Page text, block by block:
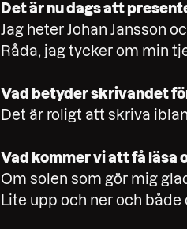
Det är nu dags att
Jag heter Johan Jansson
Råda, jag tycker om min
Vad betyder skrivandet
Det är roligt att skriva
Vad kommer vi att få läsa
Om solen som gör mig
Lite upp och ner och både